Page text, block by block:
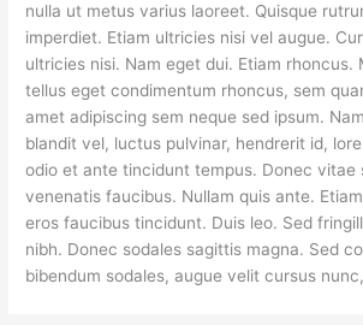
nulla ut metus varius laoreet. Quisque
imperdiet. Etiam ultricies nisi vel augue.
ultricies nisi. Nam eget dui. Etiam rhoncus.
tellus eget condimentum rhoncus, sem
amet adipiscing sem neque sed ipsum.
blandit vel, luctus pulvinar, hendrerit id,
odio et ante tincidunt tempus. Donec vitae
venenatis faucibus. Nullam quis ante.
eros faucibus tincidunt. Duis leo. Sed
nibh. Donec sodales sagittis magna. Sed
bibendum sodales, augue velit cursus nunc,